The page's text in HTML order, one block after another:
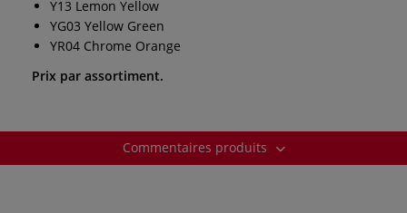
Y13 Lemon Yellow
YG03 Yellow Green
YR04 Chrome Orange
Prix par assortiment.
Commentaires produits